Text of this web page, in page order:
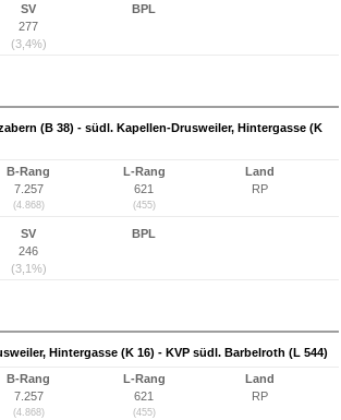
SV
277
(3,4%)
BPL
(B 38) - südl. Kapellen-Drusweiler, Hintergasse (K
B-Rang
7.257
(4.868)
L-Rang
621
(455)
Land
RP
SV
246
(3,1%)
BPL
Hintergasse (K 16) - KVP südl. Barbelroth (L 544)
B-Rang
7.257
(4.868)
L-Rang
621
(455)
Land
RP